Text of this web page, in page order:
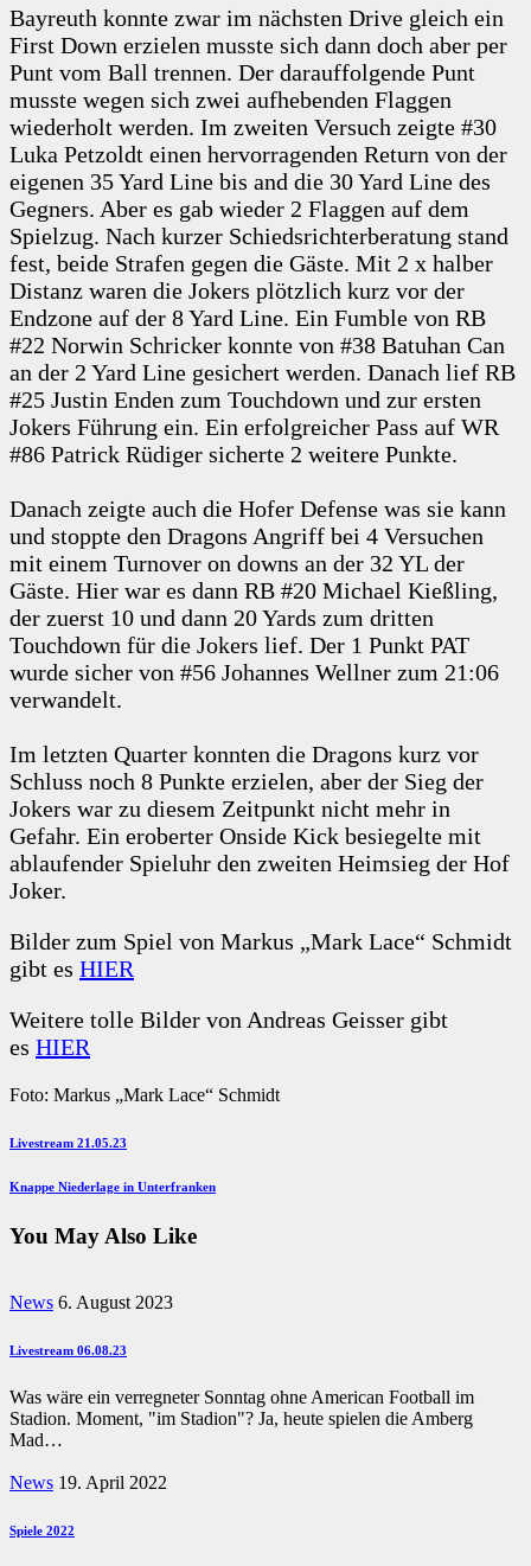
Bayreuth konnte zwar im nächsten Drive gleich ein
First Down erzielen musste sich dann doch aber per
Punt vom Ball trennen. Der darauffolgende Punt
musste wegen sich zwei aufhebenden Flaggen
wiederholt werden. Im zweiten Versuch zeigte #30
Luka Petzoldt einen hervorragenden Return von der
eigenen 35 Yard Line bis and die 30 Yard Line des
Gegners. Aber es gab wieder 2 Flaggen auf dem
Spielzug. Nach kurzer Schiedsrichterberatung stand
fest, beide Strafen gegen die Gäste. Mit 2 x halber
Distanz waren die Jokers plötzlich kurz vor der
Endzone auf der 8 Yard Line. Ein Fumble von RB
#22 Norwin Schricker konnte von #38 Batuhan Can
an der 2 Yard Line gesichert werden. Danach lief RB
#25 Justin Enden zum Touchdown und zur ersten
Jokers Führung ein. Ein erfolgreicher Pass auf WR
#86 Patrick Rüdiger sicherte 2 weitere Punkte.
Danach zeigte auch die Hofer Defense was sie kann
und stoppte den Dragons Angriff bei 4 Versuchen
mit einem Turnover on downs an der 32 YL der
Gäste. Hier war es dann RB #20 Michael Kießling,
der zuerst 10 und dann 20 Yards zum dritten
Touchdown für die Jokers lief. Der 1 Punkt PAT
wurde sicher von #56 Johannes Wellner zum 21:06
verwandelt.
Im letzten Quarter konnten die Dragons kurz vor
Schluss noch 8 Punkte erzielen, aber der Sieg der
Jokers war zu diesem Zeitpunkt nicht mehr in
Gefahr. Ein eroberter Onside Kick besiegelte mit
ablaufender Spieluhr den zweiten Heimsieg der Hof
Joker.
Bilder zum Spiel von Markus „Mark Lace“ Schmidt
gibt es HIER
Weitere tolle Bilder von Andreas Geisser gibt
es HIER
Foto: Markus „Mark Lace“ Schmidt
Beitragsnavigation
Previous
Livestream 21.05.23
Next
Knappe Niederlage in Unterfranken
You May Also Like
News 6. August 2023
Livestream 06.08.23
Was wäre ein verregneter Sonntag ohne American Football im
Stadion. Moment, "im Stadion"? Ja, heute spielen die Amberg
Mad…
News 19. April 2022
Spiele 2022